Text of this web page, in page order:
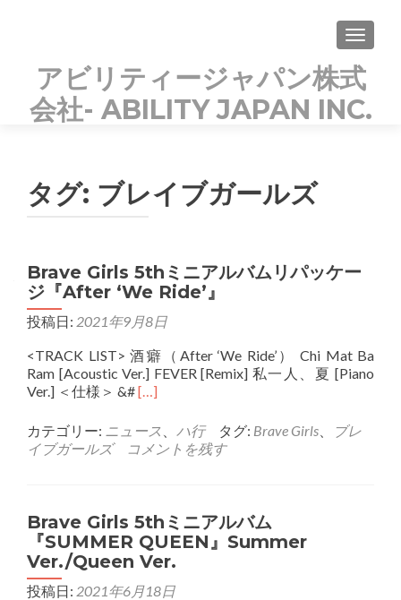
アビリティージャパン株式
会社- ABILITY JAPAN INC.
タグ: ブレイブガールズ
Brave Girls 5thミニアルバムリパッケー
ジ『After ‘We Ride’』
投稿日: 2021年9月8日
<TRACK LIST> 酒癖（After ‘We Ride’） Chi Mat Ba
Ram [Acoustic Ver.] FEVER [Remix] 私一人、夏 [Piano
Ver.] ＜仕様＞ &#Read
about
Brave
ニ
ア
ル
バ
ム
[…]
カテゴリー: ニュース ハ行 タグ: Brave Girls
ブレ
イブガールズ
コメントを残す
Brave Girls 5thミニアルバム
『SUMMER QUEEN』Summer
Ver./Queen Ver.
投稿日: 2021年6月18日